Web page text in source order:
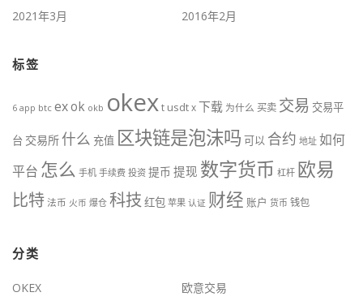
2021年3月
2016年2月
标签
6 app btc exok okb okext usdtx下载 为什么 买卖 交易 交易平
台 交易所 什么 充值 区块链是泡沫吗 可以 合约 地址 如何
平台 怎么 手机 手续费 投资 提币 提现 数字货币 杠杆 欧易
比特法币 火币 爆仓 科技 红包 苹果 认证 财经 账户 货币 钱包
分类
OKEX 欧意交易